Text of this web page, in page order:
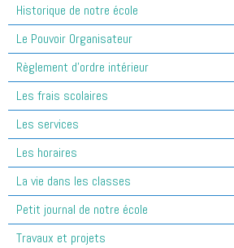
Historique de notre école
Le Pouvoir Organisateur
Règlement d'ordre intérieur
Les frais scolaires
Les services
Les horaires
La vie dans les classes
Petit journal de notre école
Travaux et projets